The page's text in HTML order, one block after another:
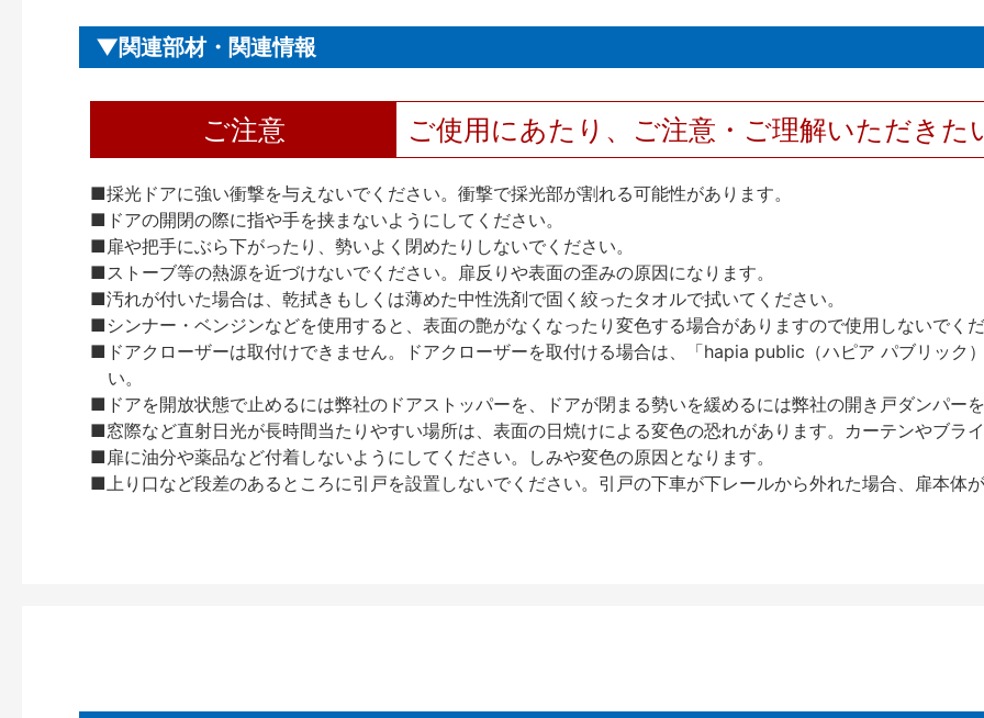
関連部材・関連情報
ご注意 ご使用にあたり、ご注意・ご理解いただきた
■採光ドアに強い衝撃を与えないでください。衝撃で採光部が割れる可能性があります。
■ドアの開閉の際に指や手を挟まないようにしてください。
■扉や把手にぶら下がったり、勢いよく閉めたりしないでください。
■ストーブ等の熱源を近づけないでください。扉反りや表面の歪みの原因になります。
■汚れが付いた場合は、乾拭きもしくは薄めた中性洗剤で固く絞ったタオルで拭いてください。
■シンナー・ベンジンなどを使用すると、表面の艶がなくなったり変色する場合がありますので使用しないでく
■ドアクローザーは取付けできません。ドアクローザーを取付ける場合は、「hapia public（ハピア パブリック
い。
■ドアを開放状態で止めるには弊社のドアストッパーを、ドアが閉まる勢いを緩めるには弊社の開き戸ダンパー
■窓際など直射日光が長時間当たりやすい場所は、表面の日焼けによる変色の恐れがあります。カーテンやブラ
■扉に油分や薬品など付着しないようにしてください。しみや変色の原因となります。
■上り口など段差のあるところに引戸を設置しないでください。引戸の下車が下レールから外れた場合、扉本体